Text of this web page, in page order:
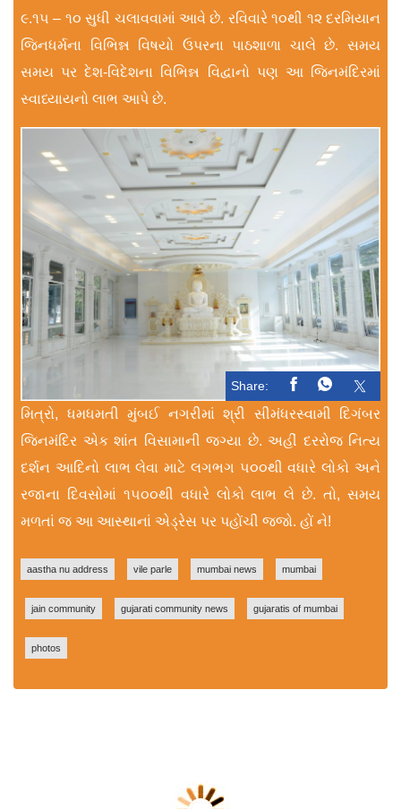
૯.૧૫ – ૧૦ સુધી ચલાવવામાં આવે છે. રવિવારે ૧૦થી ૧૨ દરમિયાન
જિનધર્મના વિભિન્ન વિષયો ઉપરના પાઠશાળા ચાલે છે. સમય
સમય પર દેશ-વિદેશના વિભિન્ન વિદ્વાનો પણ આ જિનમંદિરમાં
સ્વાધ્યાયનો લાભ આપે છે.
Share:
મિત્રો, ધમધમતી મુંબઈ નગરીમાં શ્રી સીમંધરસ્વામી દિગંબર
જિનમંદિર એક શાંત વિસામાની જગ્યા છે. અહીં દરરોજ નિત્ય
દર્શન આદિનો લાભ લેવા માટે લગભગ ૫૦૦થી વધારે લોકો અને
રજાના દિવસોમાં ૧૫૦૦થી વધારે લોકો લાભ લે છે. તો, સમય
મળતાં જ આ આસ્થાનાં એડ્રેસ પર પહોંચી જજો. હોં ને!
aastha nu address vile parle mumbai news mumbai
jain community gujarati community news gujaratis of mumbai
photos